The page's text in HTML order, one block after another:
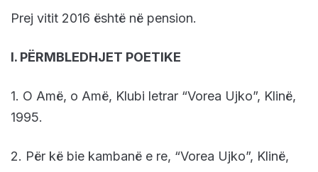
Prej vitit 2016 është në pension.
I. PËRMBLEDHJET POETIKE
1. O Amë, o Amë, Klubi letrar “Vorea Ujko”, Klinë,
1995.
2. Për kë bie kambanë e re, “Vorea Ujko”, Klinë,